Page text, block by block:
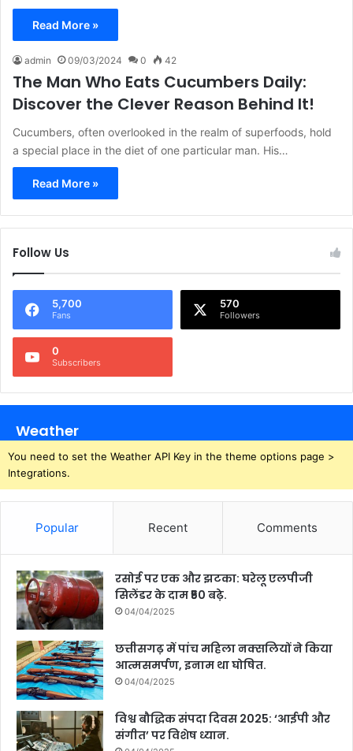
Read More »
admin 09/03/2024 0 42
The Man Who Eats Cucumbers Daily:
Discover the Clever Reason Behind It!
Cucumbers, often overlooked in the realm of superfoods, hold
a special place in the diet of one particular man. His…
Read More »
Follow Us
5,700
Fans
570
Followers
0
Subscribers
Weather
You need to set the Weather API Key in the theme options page >
Integrations.
Popular Recent Comments
रसोई पर एक और झटका: घरेलू एलपीजी
सिलेंडर के दाम ₹50 बढ़े.
04/04/2025
छत्तीसगढ़ में पांच महिला नक्सलियों ने किया
आत्मसमर्पण, इनाम था घोषित.
04/04/2025
विश्व बौद्धिक संपदा दिवस 2025: ‘आईपी और
संगीत’ पर विशेष ध्यान.